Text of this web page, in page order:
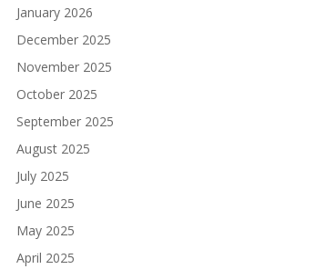
January 2026
December 2025
November 2025
October 2025
September 2025
August 2025
July 2025
June 2025
May 2025
April 2025